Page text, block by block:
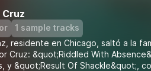
Cruz
1 sample tracks
residente en Chicago, saltó a la
Cruz: &quot;Riddled With
y &quot;Result Of Shackle&quot;,